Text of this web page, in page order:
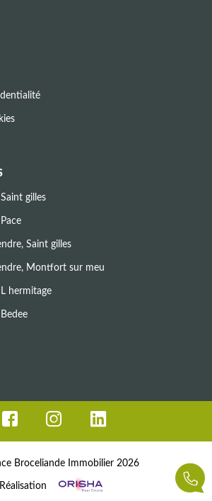
gilles
Saint gilles
Montfort sur meu
hermitage
Broceliande Immobilier 2026
Réalisation